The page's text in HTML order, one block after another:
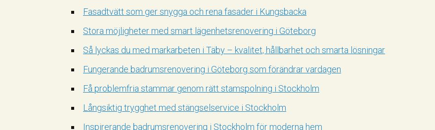
Fasadtvätt som ger snygga och rena fasader i Kungsbacka
Stora möjligheter med smart lägenhetsrenovering i Göteborg
Så lyckas du med markarbeten i Täby – kvalitet, hållbarhet och smarta lösningar
Fungerande badrumsrenovering i Göteborg som förändrar vardagen
Få problemfria stammar genom rätt stamspolning i Stockholm
Långsiktig trygghet med stängselservice i Stockholm
Inspirerande badrumsrenovering i Stockholm för moderna hem